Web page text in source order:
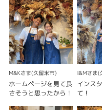
M&Kさま(久留米市)
ホームページを見て良
さそうと思ったから！
I&Mさま(
インス
て！